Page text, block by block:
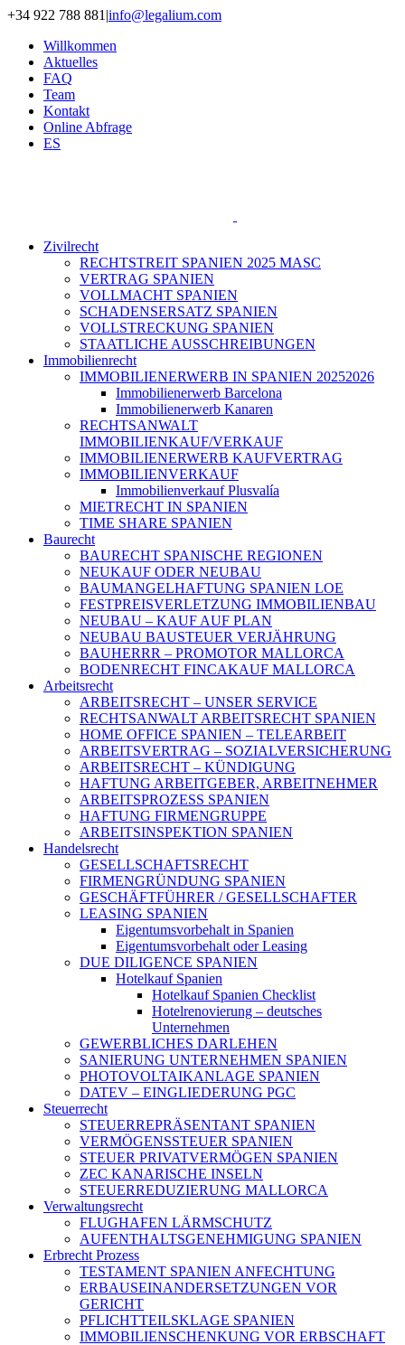
Zum
springen
+34 922 788 881 |info@legalium.com
Willkommen
Aktuelles
FAQ
Team
Kontakt
Online Abfrage
ES
Zivilrecht
RECHTSTREIT SPANIEN 2025 MASC
VERTRAG SPANIEN
VOLLMACHT SPANIEN
SCHADENSERSATZ SPANIEN
VOLLSTRECKUNG SPANIEN
STAATLICHE AUSSCHREIBUNGEN
Immobilienrecht
IMMOBILIENERWERB IN SPANIEN 20252026
Immobilienerwerb Barcelona
Immobilienerwerb Kanaren
RECHTSANWALT
IMMOBILIENKAUF/VERKAUF
IMMOBILIENERWERB KAUFVERTRAG
IMMOBILIENVERKAUF
Immobilienverkauf Plusvalía
MIETRECHT IN SPANIEN
TIME SHARE SPANIEN
Baurecht
BAURECHT SPANISCHE REGIONEN
NEUKAUF ODER NEUBAU
BAUMANGELHAFTUNG SPANIEN LOE
FESTPREISVERLETZUNG IMMOBILIENBAU
NEUBAU – KAUF AUF PLAN
NEUBAU BAUSTEUER VERJÄHRUNG
BAUHERRR – PROMOTOR MALLORCA
BODENRECHT FINCAKAUF MALLORCA
Arbeitsrecht
ARBEITSRECHT – UNSER SERVICE
RECHTSANWALT ARBEITSRECHT SPANIEN
HOME OFFICE SPANIEN – TELEARBEIT
ARBEITSVERTRAG – SOZIALVERSICHERUNG
ARBEITSRECHT – KÜNDIGUNG
HAFTUNG ARBEITGEBER, ARBEITNEHMER
ARBEITSPROZESS SPANIEN
HAFTUNG FIRMENGRUPPE
ARBEITSINSPEKTION SPANIEN
Handelsrecht
GESELLSCHAFTSRECHT
FIRMENGRÜNDUNG SPANIEN
GESCHÄFTFÜHRER / GESELLSCHAFTER
LEASING SPANIEN
Eigentumsvorbehalt in Spanien
Eigentumsvorbehalt oder Leasing
DUE DILIGENCE SPANIEN
Hotelkauf Spanien
Hotelkauf Spanien Checklist
Hotelrenovierung – deutsches
Unternehmen
GEWERBLICHES DARLEHEN
SANIERUNG UNTERNEHMEN SPANIEN
PHOTOVOLTAIKANLAGE SPANIEN
DATEV – EINGLIEDERUNG PGC
Steuerrecht
STEUERREPRÄSENTANT SPANIEN
VERMÖGENSSTEUER SPANIEN
STEUER PRIVATVERMÖGEN SPANIEN
ZEC KANARISCHE INSELN
STEUERREDUZIERUNG MALLORCA
Verwaltungsrecht
FLUGHAFEN LÄRMSCHUTZ
AUFENTHALTSGENEHMIGUNG SPANIEN
Erbrecht Prozess
TESTAMENT SPANIEN ANFECHTUNG
ERBAUSEINANDERSETZUNGEN VOR
GERICHT
PFLICHTTEILSKLAGE SPANIEN
IMMOBILIENSCHENKUNG VOR ERBSCHAFT